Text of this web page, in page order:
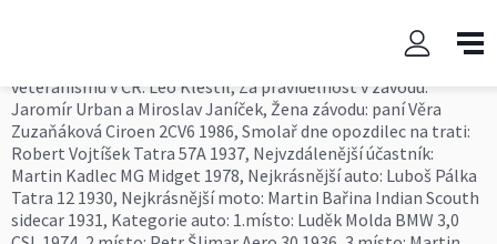
veteránismu v ČR: Leo Klestil, Za pravidelnost v závodu:
Jaromír Urban a Miroslav Janíček, Žena závodu: paní Věra
Zuzaňáková Ciroen 2CV6 1986, Smolař dne opozdilec na trati:
Robert Vojtíšek Tatra 57A 1937, Nejvzdálenější účastník:
Martin Kadlec MG Midget 1978, Nejkrásnější auto: Luboš Pálka
Tatra 12 1930, Nejkrásnější moto: Martin Bařina Indian Scouth
sidecar 1931, Kategorie auto: 1.místo: Luděk Molda BMW 3,0